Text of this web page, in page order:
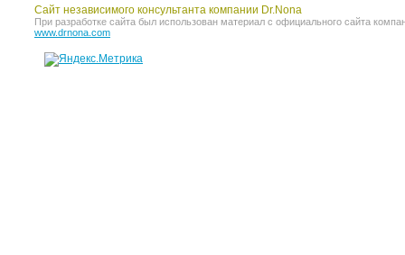
Сайт независимого консультанта компании Dr.Nona
При разработке сайта был использован материал с официального сайта
www.drnona.com